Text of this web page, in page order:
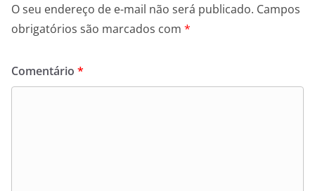
O seu endereço de e-mail não será publicado. Campos
obrigatórios são marcados com *
Comentário *